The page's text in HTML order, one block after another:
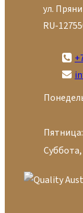
ул.
RU-
Пятница: